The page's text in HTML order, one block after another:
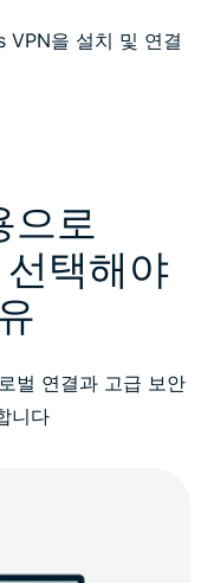
VPN을 설치 및 연결
으로
택해야
벌 연결과 고급 보안
니다